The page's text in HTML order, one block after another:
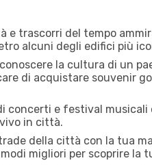
e trascorri del tempo
alcuni degli edifici più
la cultura di un
di acquistare souvenir
concerti e festival musicali
in città.
della città con la tua
migliori per scoprire la